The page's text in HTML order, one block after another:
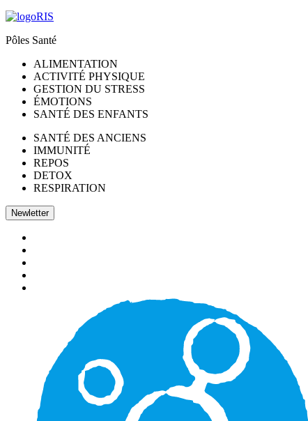
Pôles Santé
ALIMENTATION
ACTIVITÉ PHYSIQUE
GESTION DU STRESS
ÉMOTIONS
SANTÉ DES ENFANTS
SANTÉ DES ANCIENS
IMMUNITÉ
REPOS
DETOX
RESPIRATION
Newletter